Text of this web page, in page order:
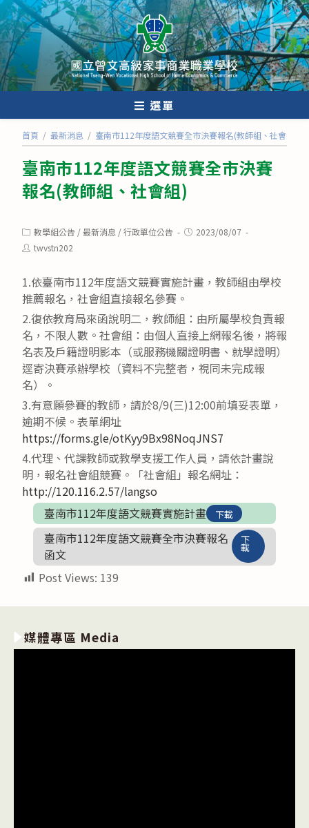
跳
轉
至
主
要
內
選單
首頁 / 最新消息 / 臺南市112年度語文競賽全市決賽報名(教師組、社會組)
臺南市112年度語文競賽全市決賽
報名(教師組、社會組)
Post
category:
教學組公告 /最新消息 /行政單位公告
Post2023/08/07
Posttwvstn202
1.依臺南市112年度語文競賽實施計畫，教師組由學校
推薦報名，社會組直接報名參賽。
2.復依教育局來函說明二，教師組：由所屬學校負責報
名，不限人數。社會組：由個人直接上網報名後，將報
名表及戶籍證明影本（或服務機關證明書、就學證明）
逕寄決賽承辦學校（資料不完整者，視同未完成報
名）。
3.有意願參賽的教師，請於8/9(三)12:00前填妥表單，
逾期不候。表單網址
https://forms.gle/otKyy9Bx98NoqJNS7
4.代理、代課教師或教學支援工作人員，請依計畫說
明，報名社會組競賽。「社會組」報名網址：
http://120.116.2.57/langso
臺南市112年度語文競賽實施計畫
下載
臺南市112年度語文競賽全市決賽報名
函文
下
載
Post Views: 139
媒體專區 Media